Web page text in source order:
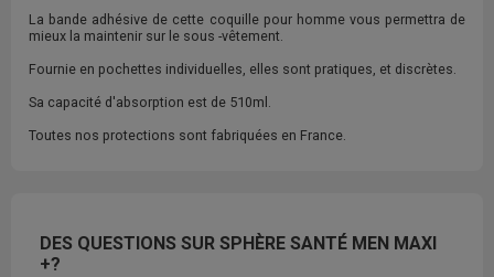
La bande adhésive de cette coquille pour homme vous permettra de
mieux la maintenir sur le sous -vêtement.
Fournie en pochettes individuelles, elles sont pratiques, et discrètes.
Sa capacité d'absorption est de 510ml.
Toutes nos protections sont fabriquées en France.
DES QUESTIONS SUR SPHÈRE SANTÉ MEN MAXI
+?